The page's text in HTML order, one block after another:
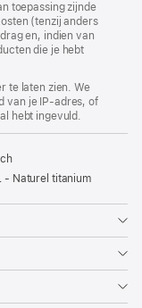
toepassing zijnde
(tenzij anders
en, indien van
die je hebt
te laten zien. We
van je IP-adres, of
hebt ingevuld.
- Naturel titanium